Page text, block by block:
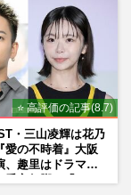
⭐ 高評価の記事(8.7)
・三山凌輝は花乃
愛の不時着』大阪
、趣里はドラマ